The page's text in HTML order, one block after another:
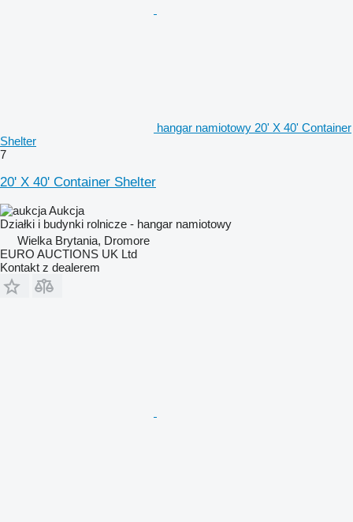
hangar namiotowy 20' X 40' Container
Shelter
7
20' X 40' Container Shelter
Aukcja
Działki i budynki rolnicze - hangar namiotowy
Wielka Brytania, Dromore
EURO AUCTIONS UK Ltd
Kontakt z dealerem